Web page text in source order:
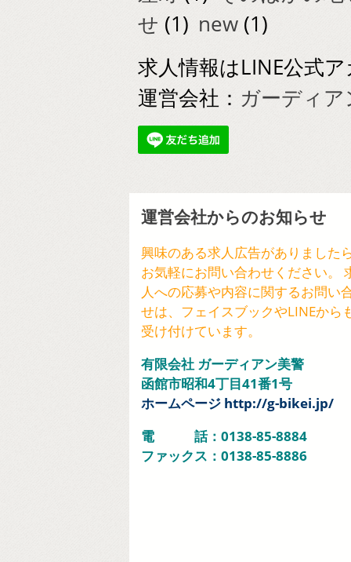
せ (1) new (1)
求人情報はLINE公式
運営会社： ガーディ
運営会社からのお知らせ
興味のある求人広告がありました
お気軽にお問い合わせください。
人への応募や内容に関するお問い
せは、フェイスブックやLINEから
受け付けています。
有限会社 ガーディアン美警
函館市昭和4丁目41番1号
ホームページ http://g-bikei.jp/
電 話：0138-85-8884
ファックス：0138-85-8886